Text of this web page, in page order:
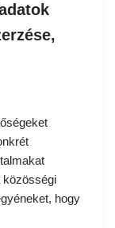
közösségi
hogy